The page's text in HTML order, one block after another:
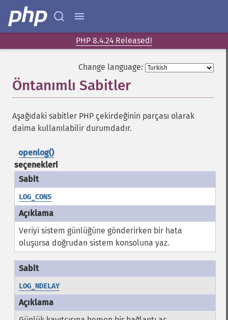
PHP 8.4.24 Released!
Change language:
Öntanımlı Sabitler
Aşağıdaki sabitler PHP çekirdeğinin parçası olarak
daima kullanılabilir durumdadır.
openlog()
seçenekleri
LOG_CONS
Veriyi sistem günlüğüne gönderirken bir hata
oluşursa doğrudan sistem konsoluna yaz.
LOG_NDELAY